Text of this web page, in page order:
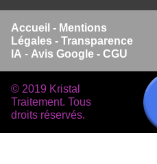
Accueil - Mentions
Légales - Transparence
IA - Avis Google - CGU
© 2019 Kristal
Traitement. Tous
droits réservés.